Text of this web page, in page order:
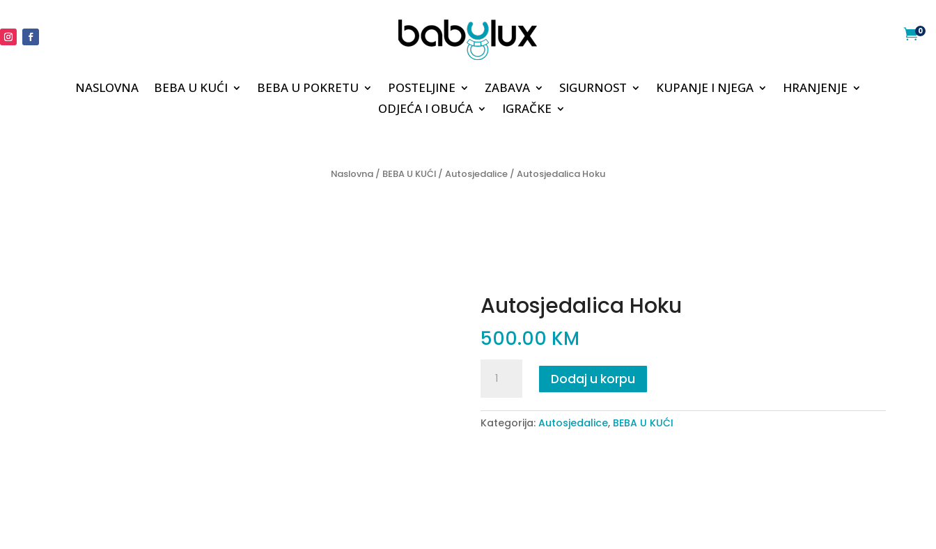
0
NASLOVNA BEBA U KUĆI BEBA U POKRETU POSTELJINE ZABAVA SIGURNOST KUPANJE I NJEGA
HRANJENJE
ODJEĆA I OBUĆA
IGRAČKE
Naslovna / BEBA U KUĆI / Autosjedalice / Autosjedalica Hoku
Autosjedalica Hoku
500.00 KM
Autosjedalica
Hoku
Dodaj u korpu
Kategorija: Autosjedalice, BEBA U KUĆI